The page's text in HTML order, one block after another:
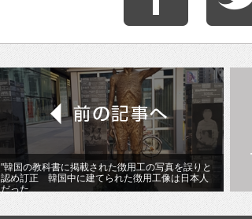
"韓国の教科書に掲載された徴用工の写真を誤りと
認め訂正 韓国中に建てられた徴用工像は日本人
だった